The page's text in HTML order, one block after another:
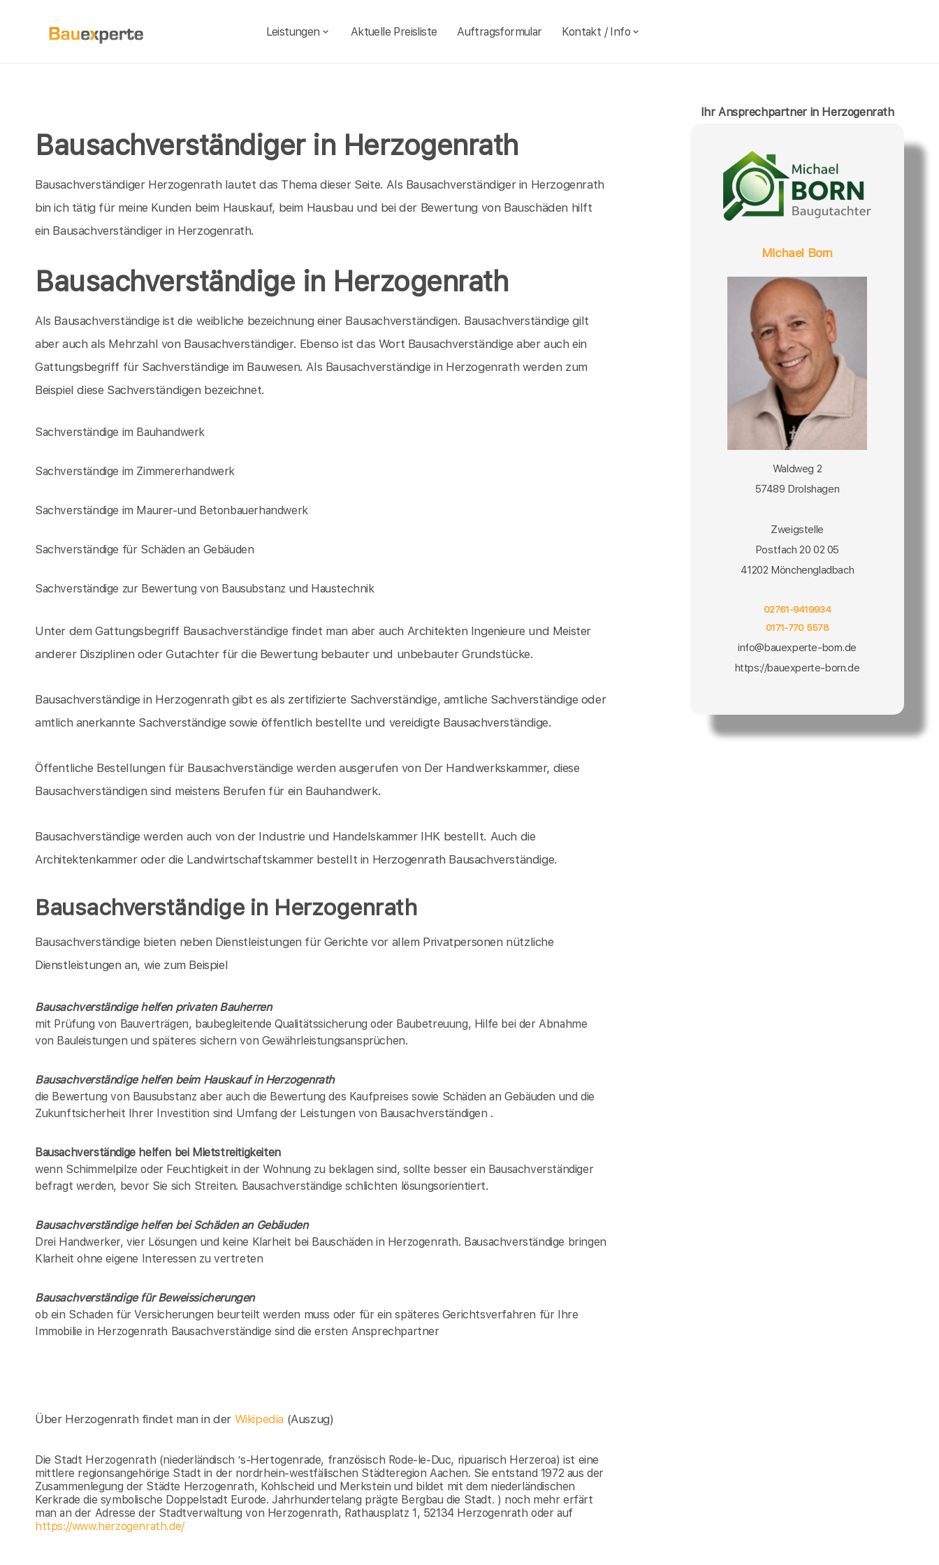
Leistungen Aktuelle Preisliste Auftragsformular Kontakt / Info
Bausachverständiger in Herzogenrath
Bausachverständiger Herzogenrath lautet das Thema dieser Seite. Als Bausachverständiger in Herzogenrath
bin ich tätig für meine Kunden beim Hauskauf, beim Hausbau und bei der Bewertung von Bauschäden hilft
ein Bausachverständiger in Herzogenrath.
Bausachverständige in Herzogenrath
Als Bausachverständige ist die weibliche bezeichnung einer Bausachverständigen. Bausachverständige gilt
aber auch als Mehrzahl von Bausachverständiger. Ebenso ist das Wort Bausachverständige aber auch ein
Gattungsbegriff für Sachverständige im Bauwesen. Als Bausachverständige in Herzogenrath werden zum
Beispiel diese Sachverständigen bezeichnet.
Sachverständige im Bauhandwerk
Sachverständige im Zimmererhandwerk
Sachverständige im Maurer-und Betonbauerhandwerk
Sachverständige für Schäden an Gebäuden
Sachverständige zur Bewertung von Bausubstanz und Haustechnik
Unter dem Gattungsbegriff Bausachverständige findet man aber auch Architekten Ingenieure und Meister
anderer Disziplinen oder Gutachter für die Bewertung bebauter und unbebauter Grundstücke.
Bausachverständige in Herzogenrath gibt es als zertifizierte Sachverständige, amtliche Sachverständige oder
amtlich anerkannte Sachverständige sowie öffentlich bestellte und vereidigte Bausachverständige.
Öffentliche Bestellungen für Bausachverständige werden ausgerufen von Der Handwerkskammer, diese
Bausachverständigen sind meistens Berufen für ein Bauhandwerk.
Bausachverständige werden auch von der Industrie und Handelskammer IHK bestellt. Auch die
Architektenkammer oder die Landwirtschaftskammer bestellt in Herzogenrath Bausachverständige.
Bausachverständige in Herzogenrath
Bausachverständige bieten neben Dienstleistungen für Gerichte vor allem Privatpersonen nützliche
Dienstleistungen an, wie zum Beispiel
Bausachverständige helfen privaten Bauherren
mit Prüfung von Bauverträgen, baubegleitende Qualitätssicherung oder Baubetreuung, Hilfe bei der Abnahme
von Bauleistungen und späteres sichern von Gewährleistungsansprüchen.
Bausachverständige helfen beim Hauskauf inHerzogenrath
die Bewertung von Bausubstanz aber auch die Bewertung des Kaufpreises sowie Schäden an Gebäuden und die
Zukunftsicherheit Ihrer Investition sind Umfang der Leistungen von Bausachverständigen .
Bausachverständige helfen bei Mietstreitigkeiten
wenn Schimmelpilze oder Feuchtigkeit in der Wohnung zu beklagen sind, sollte besser ein Bausachverständiger
befragt werden, bevor Sie sich Streiten. Bausachverständige schlichten lösungsorientiert.
Bausachverständige helfen bei Schäden an Gebäuden
Drei Handwerker, vier Lösungen und keine Klarheit bei Bauschäden in Herzogenrath. Bausachverständige bringen
Klarheit ohne eigene Interessen zu vertreten
Bausachverständige für Beweissicherungen
ob ein Schaden für Versicherungen beurteilt werden muss oder für ein späteres Gerichtsverfahren für Ihre
Immobilie in Herzogenrath Bausachverständige sind die ersten Ansprechpartner
Über Herzogenrath findet man in der Wikipedia (Auszug)
Die Stadt Herzogenrath (niederländisch ’s-Hertogenrade, französisch Rode-le-Duc, ripuarisch Herzeroa) ist eine
mittlere regionsangehörige Stadt in der nordrhein-westfälischen Städteregion Aachen. Sie entstand 1972 aus der
Zusammenlegung der Städte Herzogenrath, Kohlscheid und Merkstein und bildet mit dem niederländischen
Kerkrade die symbolische Doppelstadt Eurode. Jahrhundertelang prägte Bergbau die Stadt. ) noch mehr erfärt
man an der Adresse der Stadtverwaltung von Herzogenrath, Rathausplatz 1, 52134 Herzogenrath oder auf
https://www.herzogenrath.de/
Ihr Ansprechpartner in Herzogenrath
Michael Born
Waldweg 2
57489 Drolshagen
Zweigstelle
Postfach 20 02 05
41202 Mönchengladbach
02761-9419934
0171-770 5578
info@bauexperte-born.de
https://bauexperte-born.de